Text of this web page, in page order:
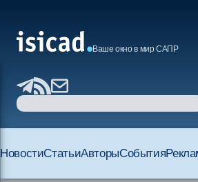
Ваше окно в мир САПР
НовостиСтатьиАвторыСобытия